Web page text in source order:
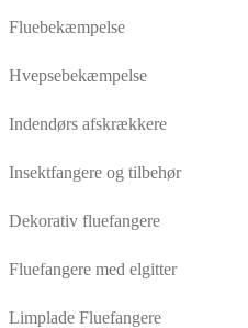
Fluebekæmpelse
Hvepsebekæmpelse
Indendørs afskrækkere
Insektfangere og tilbehør
Dekorativ fluefangere
Fluefangere med elgitter
Limplade Fluefangere